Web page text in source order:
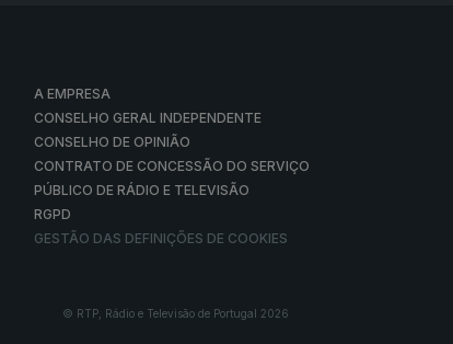
A EMPRESA
CONSELHO GERAL INDEPENDENTE
CONSELHO DE OPINIÃO
CONTRATO DE CONCESSÃO DO SERVIÇO
PÚBLICO DE RÁDIO E TELEVISÃO
RGPD
GESTÃO DAS DEFINIÇÕES DE COOKIES
© RTP, Rádio e Televisão de Portugal 2026